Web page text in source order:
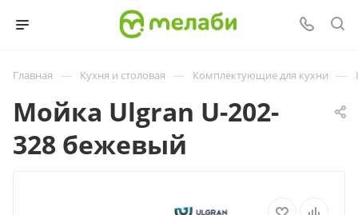
Главная — Кухня и столовая — Комплектующие для кухни —
Мойка Ulgran U-202-
328 бежевый